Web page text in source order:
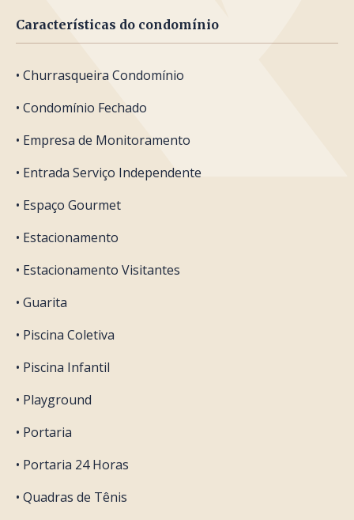
Características do condomínio
• Churrasqueira Condomínio
• Condomínio Fechado
• Empresa de Monitoramento
• Entrada Serviço Independente
• Espaço Gourmet
• Estacionamento
• Estacionamento Visitantes
• Guarita
• Piscina Coletiva
• Piscina Infantil
• Playground
• Portaria
• Portaria 24 Horas
• Quadras de Tênis